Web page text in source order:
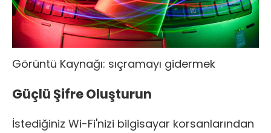
Görüntü Kaynağı: sıçramayı gidermek
Güçlü Şifre Oluşturun
İstediğiniz Wi-Fi'nizi bilgisayar korsanlarından